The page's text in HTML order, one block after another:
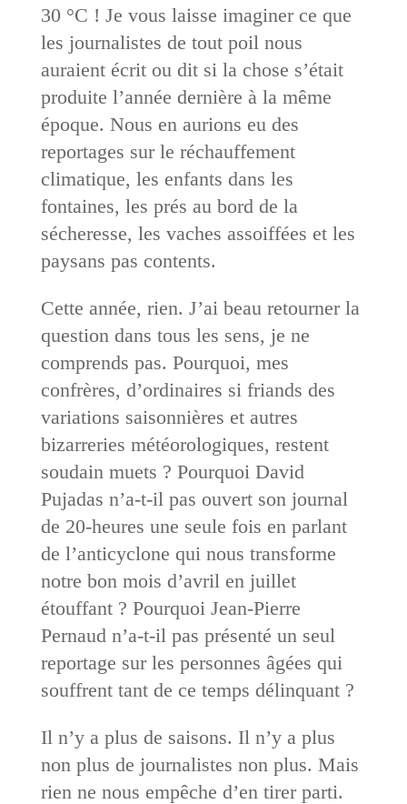
30 °C ! Je vous laisse imaginer ce que
les journalistes de tout poil nous
auraient écrit ou dit si la chose s’était
produite l’année dernière à la même
époque. Nous en aurions eu des
reportages sur le réchauffement
climatique, les enfants dans les
fontaines, les prés au bord de la
sécheresse, les vaches assoiffées et les
paysans pas contents.
Cette année, rien. J’ai beau retourner la
question dans tous les sens, je ne
comprends pas. Pourquoi, mes
confrères, d’ordinaires si friands des
variations saisonnières et autres
bizarreries météorologiques, restent
soudain muets ? Pourquoi David
Pujadas n’a-t-il pas ouvert son journal
de 20-heures une seule fois en parlant
de l’anticyclone qui nous transforme
notre bon mois d’avril en juillet
étouffant ? Pourquoi Jean-Pierre
Pernaud n’a-t-il pas présenté un seul
reportage sur les personnes âgées qui
souffrent tant de ce temps délinquant ?
Il n’y a plus de saisons. Il n’y a plus
non plus de journalistes non plus. Mais
rien ne nous empêche d’en tirer parti.